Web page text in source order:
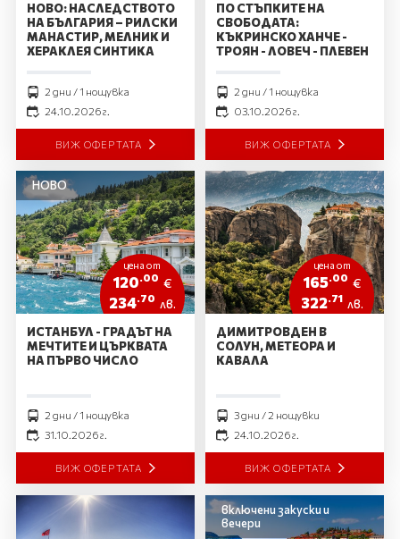
НОВО: НАСЛЕДСТВОТО
НА БЪЛГАРИЯ – РИЛСКИ
МАНАСТИР, МЕЛНИК И
ХЕРАКЛЕЯ СИНТИКА
2 дни / 1 нощувка
24.10.2026 г.
ВИЖ ОФЕРТАТА
ПО СТЪПКИТЕ НА
СВОБОДАТА:
КЪКРИНСКО ХАНЧЕ -
ТРОЯН - ЛОВЕЧ - ПЛЕВЕН
2 дни / 1 нощувка
03.10.2026 г.
ВИЖ ОФЕРТАТА
НОВО
цена от
120.00 €
234.70 лв.
ИСТАНБУЛ - ГРАДЪТ НА
МЕЧТИТЕ И ЦЪРКВАТА
НА ПЪРВО ЧИСЛО
2 дни / 1 нощувка
31.10.2026 г.
ВИЖ ОФЕРТАТА
цена от
165.00 €
322.71 лв.
ДИМИТРОВДЕН В
СОЛУН, МЕТЕОРА И
КАВАЛА
3 дни / 2 нощувки
24.10.2026 г.
ВИЖ ОФЕРТАТА
включени закуски и
вечери